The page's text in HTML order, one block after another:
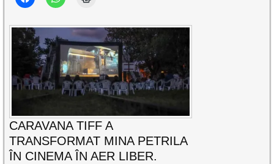
CARAVANA TIFF A
TRANSFORMAT MINA PETRILA
ÎN CINEMA ÎN AER LIBER.